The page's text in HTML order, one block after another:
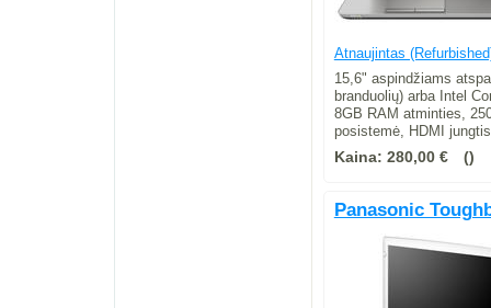
Atnaujintas
15,6" aspindžiams
branduolių) arba Intel
8GB RAM atminties,
posistemė, HDMI
Kaina: 280,00 €
Panasonic